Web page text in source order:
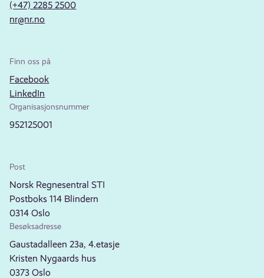
(+47) 2285 2500
nr@nr.no
Finn oss på
Facebook
LinkedIn
Organisasjonsnummer
952125001
Post
Norsk Regnesentral STI
Postboks 114 Blindern
0314 Oslo
Besøksadresse
Gaustadalleen 23a, 4.etasje
Kristen Nygaards hus
0373 Oslo